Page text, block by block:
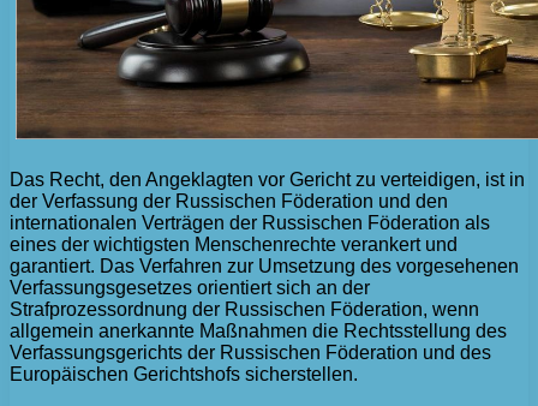
Das Recht, den Angeklagten vor Gericht zu verteidigen, ist in
der Verfassung der Russischen Föderation und den
internationalen Verträgen der Russischen Föderation als
eines der wichtigsten Menschenrechte verankert und
garantiert. Das Verfahren zur Umsetzung des vorgesehenen
Verfassungsgesetzes orientiert sich an der
Strafprozessordnung der Russischen Föderation, wenn
allgemein anerkannte Maßnahmen die Rechtsstellung des
Verfassungsgerichts der Russischen Föderation und des
Europäischen Gerichtshofs sicherstellen.